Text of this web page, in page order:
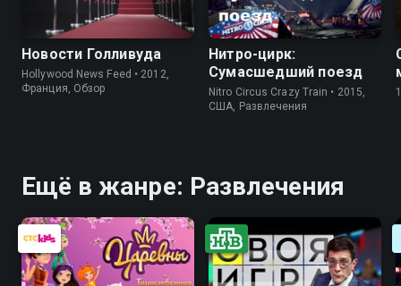
Новости Голливуда
Hollywood News Feed • 2012,
Франция, Обзор
Нитро-цирк:
Сумасшедший поезд
Nitro Circus Crazy Train • 2015,
США, Развлечения
Ещё в жанре: Развлечения